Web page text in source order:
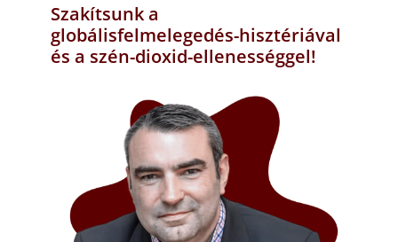
Szakítsunk a
globálisfelmelegedés-hisztériával
és a szén-dioxid-ellenességgel!